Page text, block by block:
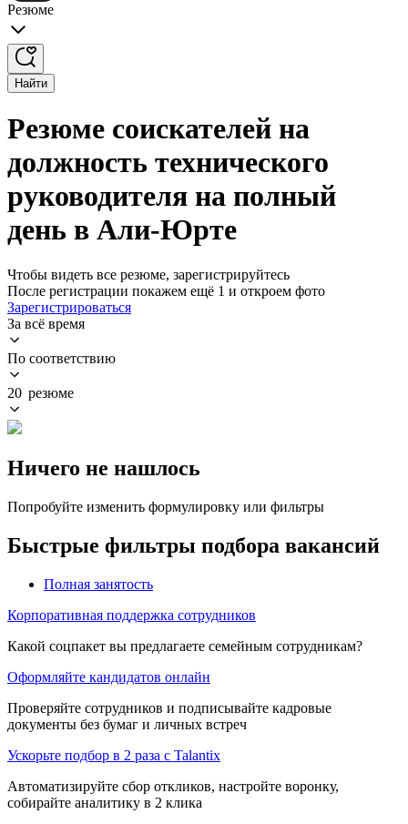
Резюме
Найти
Резюме соискателей на
должность технического
руководителя на полный
день в Али-Юрте
Чтобы видеть все резюме, зарегистрируйтесь
После регистрации покажем ещё 1 и откроем фото
Зарегистрироваться
За всё время
По соответствию
20 резюме
Ничего не нашлось
Попробуйте изменить формулировку или фильтры
Быстрые фильтры подбора вакансий
Полная занятость
Корпоративная поддержка сотрудников
Какой соцпакет вы предлагаете семейным сотрудникам?
Оформляйте кандидатов онлайн
Проверяйте сотрудников и подписывайте кадровые
документы без бумаг и личных встреч
Ускорьте подбор в 2 раза с Talantix
Автоматизируйте сбор откликов, настройте воронку,
собирайте аналитику в 2 клика